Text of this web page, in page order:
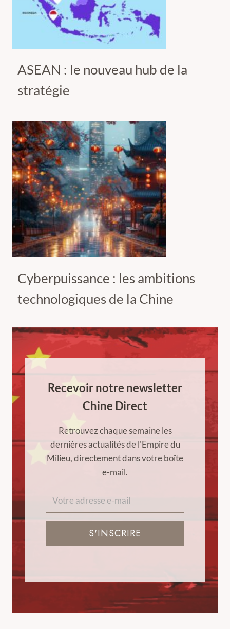
ASEAN : le nouveau hub de la
stratégie
Cyberpuissance : les ambitions
technologiques de la Chine
Recevoir notre newsletter
Chine Direct
Retrouvez chaque semaine les
dernières actualités de l'Empire du
Milieu, directement dans votre boîte
e-mail.
S'INSCRIRE